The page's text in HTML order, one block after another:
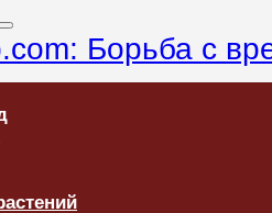
Борьба с